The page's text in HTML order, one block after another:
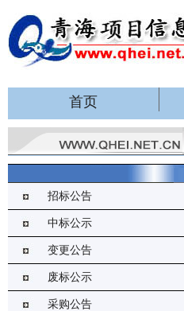
首页
招标公告
中标公示
变更公告
废标公示
采购公告